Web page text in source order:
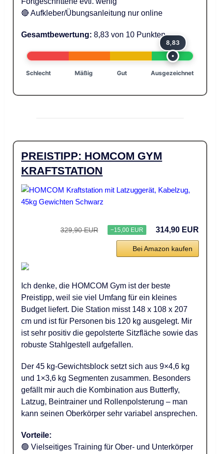
🔴 Aufkleber/Übungsanleitung nur online
Gesamtbewertung: 8,83 von 10 Punkten
8,83
Schlecht Mäßig Gut Ausgezeichnet
PREISTIPP: HOMCOM GYM
KRAFTSTATION
329,90 EUR −15,00 EUR 314,90 EUR
Bei Amazon kaufen
Ich denke, die HOMCOM Gym ist der beste
Preistipp, weil sie viel Umfang für ein kleines
Budget liefert. Die Station misst 148 x 108 x 207
cm und ist für Personen bis 120 kg ausgelegt. Mir
ist sehr positiv die gepolsterte Sitzfläche sowie das
robuste Stahlgestell aufgefallen.
Der 45 kg-Gewichtsblock setzt sich aus 9×4,6 kg
und 1×3,6 kg Segmenten zusammen. Besonders
gefällt mir auch die Kombination aus Butterfly,
Latzug, Beintrainer und Rollenpolsterung – man
kann seinen Oberkörper sehr variabel ansprechen.
Vorteile:
🟢 Vielseitiges Training für Ober- und Unterkörper